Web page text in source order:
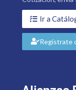
Ir a
Regístrate